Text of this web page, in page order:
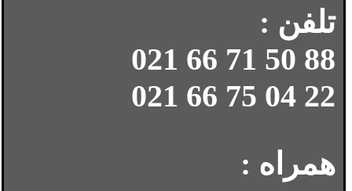
تلفن :
88 50 71 66 021
22 04 75 66 021
همراه :